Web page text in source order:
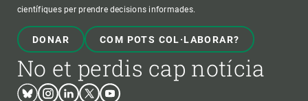
científiques per prendre decisions informades.
DONAR COM POTS COL·LABORAR?
No et perdis cap notícia
BlueskyInstagram
LinkedinTwitterYoutube